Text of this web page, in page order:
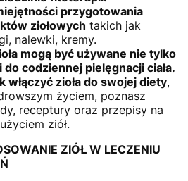
przygotowania
ziołowych takich jak
nalewki, kremy.
mogą być używane nie tylko
do codziennej pielęgnacji ciała.
włączyć zioła do swojej diety,
życiem, poznasz
receptury oraz przepisy na
ziół.
ZIÓŁ W LECZENIU